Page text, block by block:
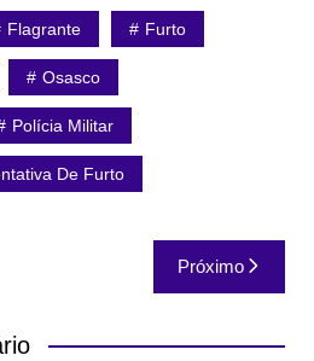
Flagrante Furto
Osasco
Polícia Militar
De Furto
Próximo